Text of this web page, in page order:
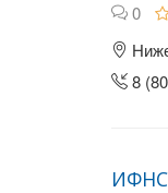
0
8
ИФНС